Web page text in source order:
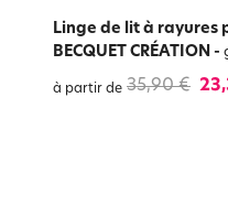
Linge de lit à rayures
BECQUET CRÉATION -
à partir de 35,90 €